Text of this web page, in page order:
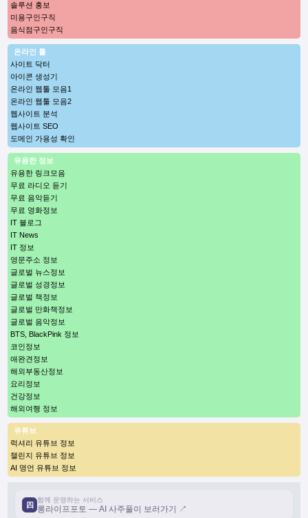
솔루션 홍보
미용구인구직
음식점구인구직
온라인 툴
사이트 닥터
아이콘 생성기
온라인 웹툴 모음1
온라인 웹툴 모음2
웹사이트 분석
웹사이트 SEO
도메인 가용성 확인
유용한 정보
유용한 링크모음
무료 라디오 듣기
무료 음악듣기
무료 영화정보
IT 블로그
IT News
IT 정보
영문주소 정보
글로벌 뉴스정보
글로벌 성경정보
글로벌 책정보
글로벌 만화책정보
글로벌 음악정보
BTS, BlackPink 정보
코인정보
애완견정보
해외부동산정보
요리정보
건강정보
해외여행 정보
유튜브
럭셔리 유튜브 정보
챌린지 유튜브 정보
AI 명언 유튜브 정보
四
함께 운영하는 서비스
롱라이프포토 — AI 사주풀이 보러가기 ↗